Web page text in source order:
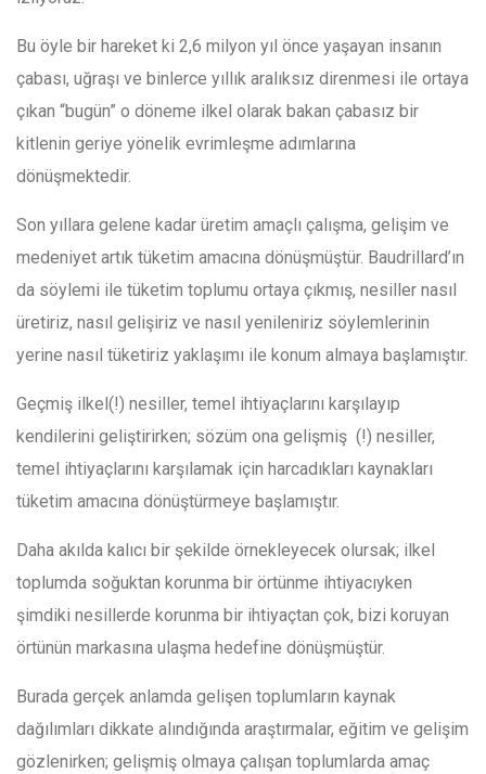
Bu öyle bir hareket ki 2,6 milyon yıl önce yaşayan insanın
çabası, uğraşı ve binlerce yıllık aralıksız direnmesi ile ortaya
çıkan “bugün” o döneme ilkel olarak bakan çabasız bir
kitlenin geriye yönelik evrimleşme adımlarına
dönüşmektedir.
Son yıllara gelene kadar üretim amaçlı çalışma, gelişim ve
medeniyet artık tüketim amacına dönüşmüştür. Baudrillard’ın
da söylemi ile tüketim toplumu ortaya çıkmış, nesiller nasıl
üretiriz, nasıl gelişiriz ve nasıl yenileniriz söylemlerinin
yerine nasıl tüketiriz yaklaşımı ile konum almaya başlamıştır.
Geçmiş ilkel(!) nesiller, temel ihtiyaçlarını karşılayıp
kendilerini geliştirirken; sözüm ona gelişmiş (!) nesiller,
temel ihtiyaçlarını karşılamak için harcadıkları kaynakları
tüketim amacına dönüştürmeye başlamıştır.
Daha akılda kalıcı bir şekilde örnekleyecek olursak; ilkel
toplumda soğuktan korunma bir örtünme ihtiyacıyken
şimdiki nesillerde korunma bir ihtiyaçtan çok, bizi koruyan
örtünün markasına ulaşma hedefine dönüşmüştür.
Burada gerçek anlamda gelişen toplumların kaynak
dağılımları dikkate alındığında araştırmalar, eğitim ve gelişim
gözlenirken; gelişmiş olmaya çalışan toplumlarda amaç